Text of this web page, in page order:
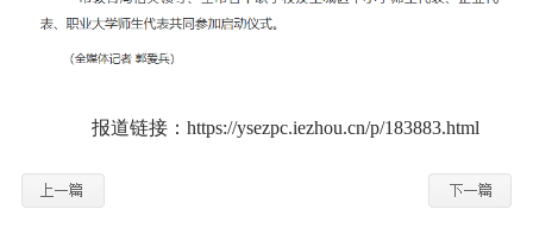
报道链接：https://ysezpc.iezhou.cn/p/183883.html